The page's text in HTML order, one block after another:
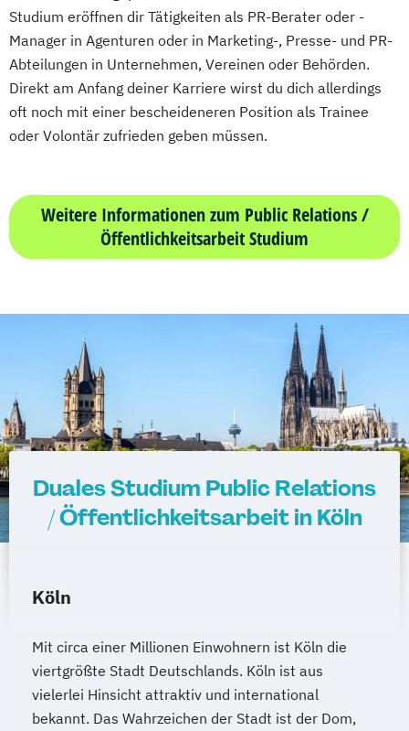
Studium eröffnen dir Tätigkeiten als PR-Berater oder -
Manager in Agenturen oder in Marketing-, Presse- und PR-
Abteilungen in Unternehmen, Vereinen oder Behörden.
Direkt am Anfang deiner Karriere wirst du dich allerdings
oft noch mit einer bescheideneren Position als Trainee
oder Volontär zufrieden geben müssen.
Weitere Informationen zum Public Relations /
Öffentlichkeitsarbeit Studium
Duales Studium Public Relations
/ Öffentlichkeitsarbeit in Köln
Köln
Mit circa einer Millionen Einwohnern ist Köln die
viertgrößte Stadt Deutschlands. Köln ist aus
vielerlei Hinsicht attraktiv und international
bekannt. Das Wahrzeichen der Stadt ist der Dom,